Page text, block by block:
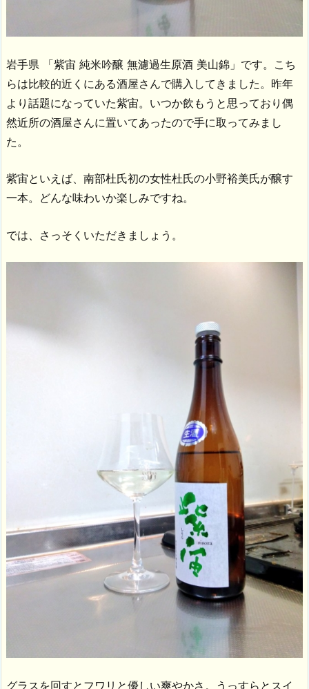
岩手県 「紫宙 純米吟醸 無濾過生原酒 美山錦」です。こち
らは比較的近くにある酒屋さんで購入してきました。昨年
より話題になっていた紫宙。いつか飲もうと思っており偶
然近所の酒屋さんに置いてあったので手に取ってみまし
た。
紫宙といえば、南部杜氏初の女性杜氏の小野裕美氏が醸す
一本。どんな味わいか楽しみですね。
では、さっそくいただきましょう。
グラスを回すとフワリと優しい爽やかさ。うっすらとスイ